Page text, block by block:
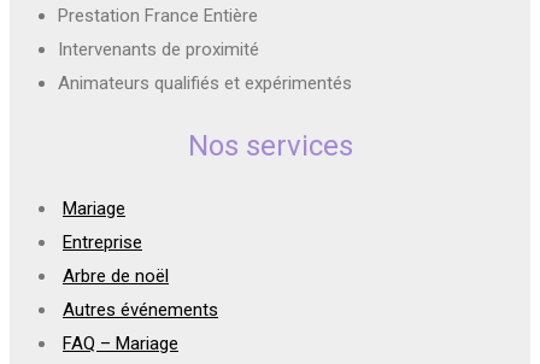
Prestation France Entière
Intervenants de proximité
Animateurs qualifiés et expérimentés
Nos services
Mariage
Entreprise
Arbre de noël
Autres événements
FAQ – Mariage